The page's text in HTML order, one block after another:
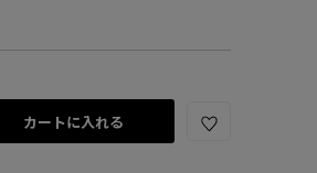
カートに入れる